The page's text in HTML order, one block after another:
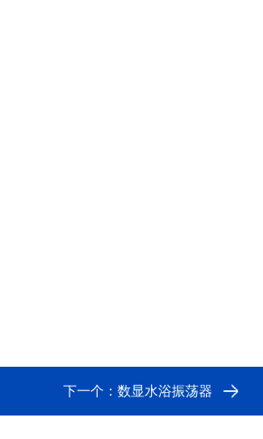
下一个： 数显水浴振荡器